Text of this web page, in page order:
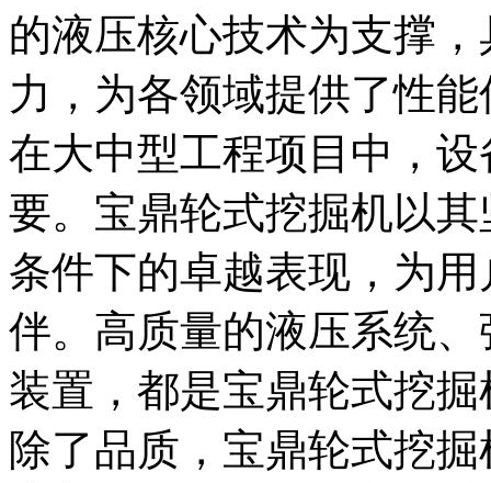
的液压核心技术为支撑
力，为各领域提供了性
在大中型工程项目中，
要。宝鼎轮式挖掘机以
条件下的卓越表现，为
伴。高质量的液压系统
装置，都是宝鼎轮式挖
除了品质，宝鼎轮式挖